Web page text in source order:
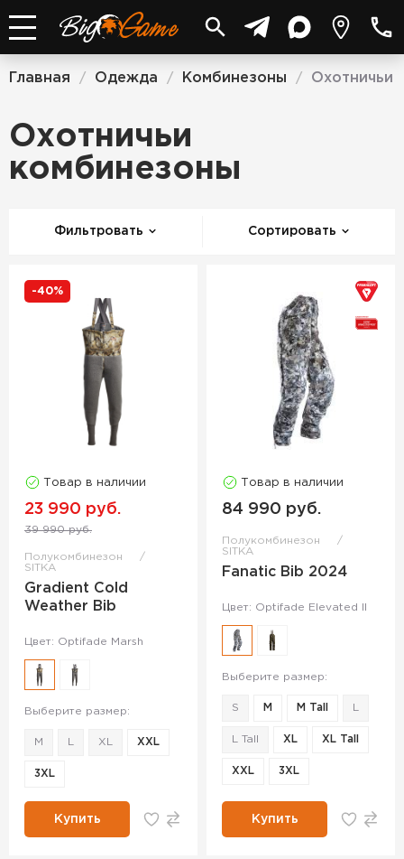
Главная / Одежда / Комбинезоны / Охотничьи
Охотничьи
комбинезоны
Фильтровать Сортировать
-40%
Товар в наличии
23 990 руб.
39 990 руб.
Полукомбинезон
SITKA
Gradient Cold
Weather Bib
Цвет: Optifade Marsh
Выберите размер:
M XL XXL
3XL
Купить
Товар в наличии
84 990 руб.
Полукомбинезон
SITKA
Fanatic Bib 2024
Цвет: Optifade Elevated II
Выберите размер:
S M M Tall
L Tall XL XL Tall
XXL 3XL
Купить